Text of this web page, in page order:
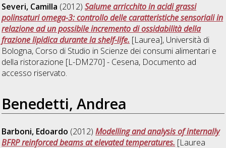
Severi, Camilla (2012)Salume arricchito in acidi grassi
polinsaturi omega-3: controllo delle caratteristiche sensoriali in
relazione ad un possibile incremento di ossidabilità della
frazione lipidica durante la shelf-life. [Laurea], Università di
Bologna, Corso di Studio in Scienze dei consumi alimentari e
della ristorazione [L-DM270] - Cesena, Documento ad
accesso riservato.
Benedetti, Andrea
Barboni, Edoardo (2012)Modelling and analysis of internally
BFRP reinforced beams at elevated temperatures. [Laurea